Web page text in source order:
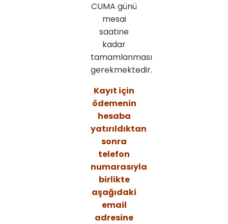
CUMA günü
mesai
saatine
kadar
tamamlanması
gerekmektedir.
Kayıt için
ödemenin
hesaba
yatırıldıktan
sonra
telefon
numarasıyla
birlikte
aşağıdaki
email
adresine